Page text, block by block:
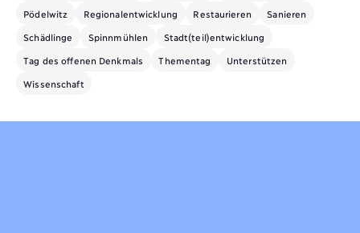
Pödelwitz Regionalentwicklung Restaurieren Sanieren
Schädlinge Spinnmühlen Stadt(teil)entwicklung
Tag des offenen Denkmals Thementag Unterstützen
Wissenschaft